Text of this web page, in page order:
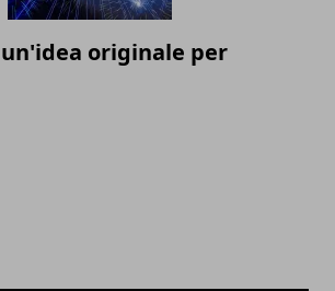
originale per